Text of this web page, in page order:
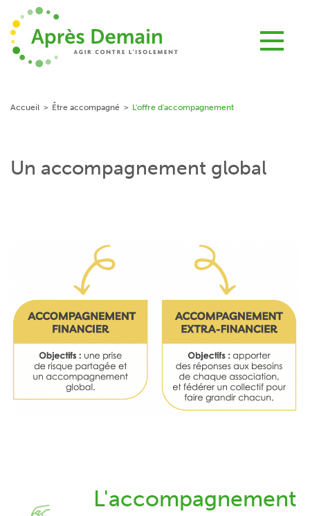
au
contenu
principal
Accueil Être accompagné L'offre d'accompagnement
Un accompagnement global
L'accompagnement